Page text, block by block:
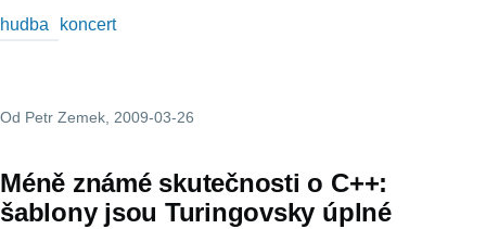
hudba koncert
Od Petr Zemek, 2009-03-26
Méně známé skutečnosti o C++:
šablony jsou Turingovsky úplné